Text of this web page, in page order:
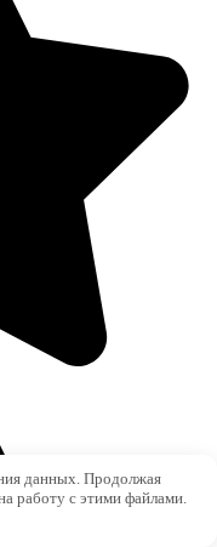
данных. Продолжая
работу с этими файлами.